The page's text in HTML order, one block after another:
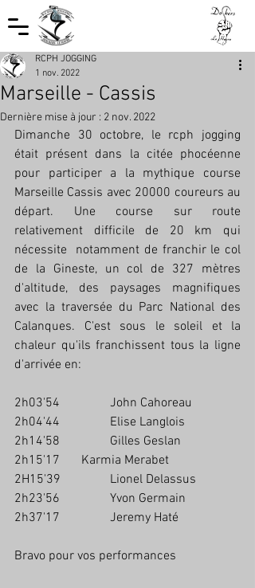
Marseille - Cassis
RCPH JOGGING
1 nov. 2022
Dernière mise à jour : 2 nov. 2022
Dimanche 30 octobre, le rcph jogging
était présent dans la citée phocéenne
pour participer a la mythique course
Marseille Cassis avec 20000 coureurs au
départ. Une course sur route
relativement difficile de 20 km qui
nécessite  notamment de franchir le col
de la Gineste, un col de 327 mètres
d'altitude, des paysages magnifiques
avec la traversée du Parc National des
Calanques. C'est sous le soleil et la
chaleur qu'ils franchissent tous la ligne
d'arrivée en:
2h03'54 		John Cahoreau
2h04'44		Elise Langlois
2h14'58 		Gilles Geslan
2h15'17	 Karmia Merabet
2H15'39 		Lionel Delassus
2h23'56 		Yvon Germain
2h37'17 		Jeremy Haté
Bravo pour vos performances